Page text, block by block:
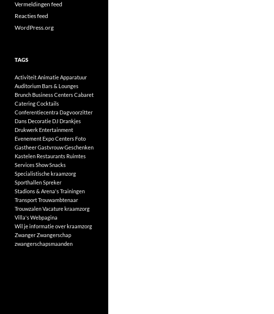
Vermeldingen feed
Reacties feed
WordPress.org
TAGS
ActiviteitAnimatieApparatuur
Auditorium Bars & Lounges
Brunch Business CentersCabaret
CateringCocktails
Conferentiecentra Dagvoorzitter
Dans Decoratie DJ Drankjes
Drukwerk Entertainment
Evenement Expo Centers Foto
GastheerGastvrouwGeschenken
Kastelen Restaurants Ruimtes
ServicesShowSnacks
Specialistische kraamzorg
SporthallenSpreker
Stadions & Arena'sTrainingen
TransportTrouwambtenaar
TrouwzalenVacature kraamzorg
Villa'sWebpagina
Wil je informatie over kraamzorg
ZwangerZwangerschap
zwangerschapsmaanden